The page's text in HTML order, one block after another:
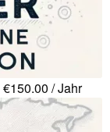
€150.00 / Jahr